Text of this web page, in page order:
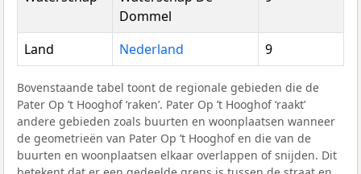
Dommel
Land Nederland 9
Bovenstaande tabel toont de regionale gebieden die de
Pater Op ’t Hooghof ‘raken’. Pater Op ’t Hooghof ‘raakt’
andere gebieden zoals buurten en woonplaatsen wanneer
de geometrieën van Pater Op ’t Hooghof en die van de
buurten en woonplaatsen elkaar overlappen of snijden. Dit